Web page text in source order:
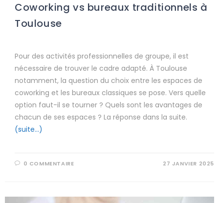
Coworking vs bureaux traditionnels à
Toulouse
Pour des activités professionnelles de groupe, il est
nécessaire de trouver le cadre adapté. À Toulouse
notamment, la question du choix entre les espaces de
coworking et les bureaux classiques se pose. Vers quelle
option faut-il se tourner ? Quels sont les avantages de
chacun de ses espaces ? La réponse dans la suite.
(suite…)
0 COMMENTAIRE 27 JANVIER 2025